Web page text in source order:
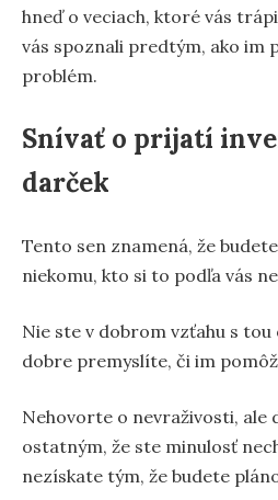
hneď o veciach, ktoré vás
vás spoznali predtým, ako im
problém.
Snívať o prijatí
darček
Tento sen znamená, že
niekomu, kto si to podľa vás
Nie ste v dobrom vzťahu s tou
dobre premyslíte, či im
Nehovorte o nevraživosti, ale
ostatným, že ste minulosť
nezískate tým, že budete